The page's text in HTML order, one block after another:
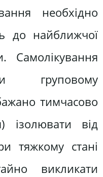
необхідно
до найближчої
Самолікування
груповому
тимчасово
ізолювати від
тяжкому стані
викликати